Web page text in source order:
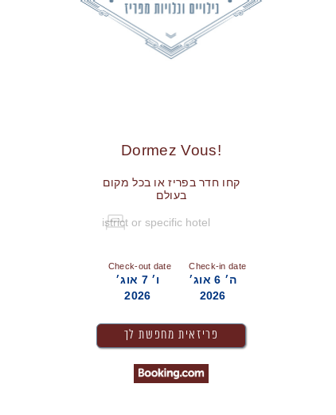
!Dormez Vous
קחו חדר בפריז או בכל מקום
בעולם
Check-in date
ה׳ 6 אוג׳
2026
Check-out date
ו׳ 7 אוג׳
2026